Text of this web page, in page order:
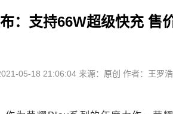
：支持66W超级快充 售
05-18 21:06:04 来源：原创 作者：王罗浩